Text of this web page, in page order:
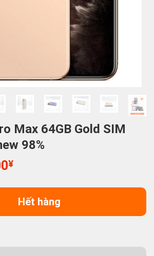
Max 64GB Gold SIM
98%
¥Giá
tại
là:
52,800¥.
Hết hàng